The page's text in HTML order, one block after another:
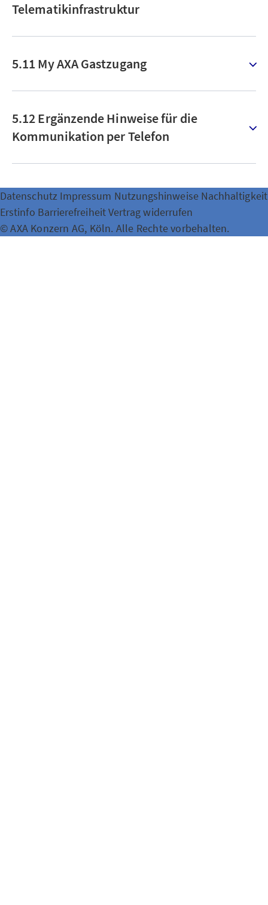
Telematikinfrastruktur
5.11 My AXA Gastzugang
5.12 Ergänzende Hinweise für die
Kommunikation per Telefon
Datenschutz Impressum Nutzungshinweise Nachhaltigkeit
Erstinfo BarrierefreiheitVertrag widerrufen
© AXA Konzern AG, Köln. Alle Rechte vorbehalten.